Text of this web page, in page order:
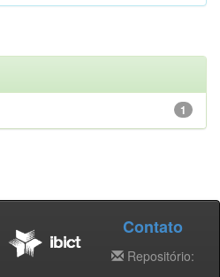
1
Contato
Repositório: